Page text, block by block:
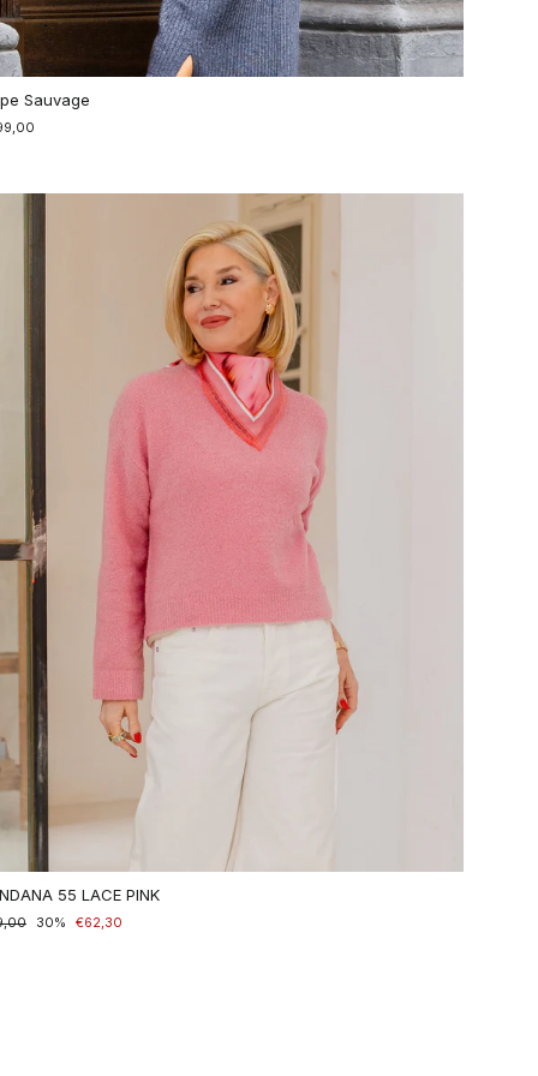
Sauvage
55 LACE PINK
30% €62,30